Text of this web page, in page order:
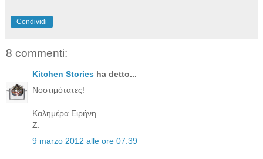
Condividi
8 commenti:
Kitchen Stories ha detto...
Νοστιμότατες!
Καλημέρα Ειρήνη.
Ζ.
9 marzo 2012 alle ore 07:39